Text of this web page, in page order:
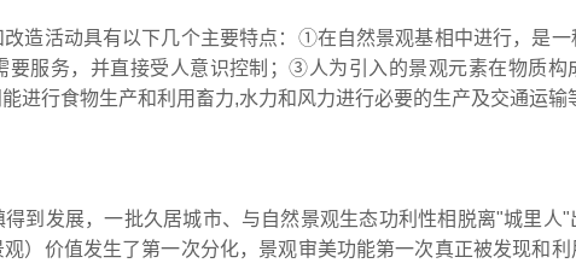
改造活动具有以下几个主要特点：①在自然景观基相中进行，是
服务，并直接受人意识控制；③人为引入的景观元素在物质构
进行食物生产和利用畜力,水力和风力进行必要的生产及交通运
到发展，一批久居城市、与自然景观生态功利性相脱离"城里人
）价值发生了第一次分化，景观审美功能第一次真正被发现和